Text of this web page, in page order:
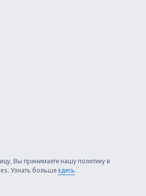
Вы принимаете нашу политику в
Узнать большездесь.